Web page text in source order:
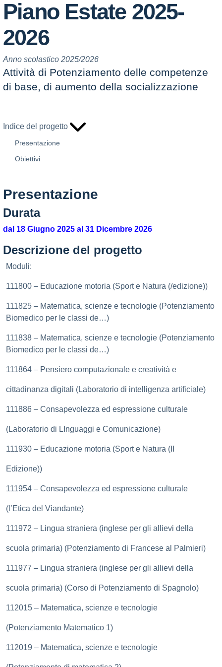
Piano Estate 2025-
2026
Anno scolastico 2025/2026
Attività di Potenziamento delle competenze
di base, di aumento della socializzazione
Indice del progetto
Presentazione
Obiettivi
Presentazione
Durata
dal 18 Giugno 2025 al 31 Dicembre 2026
Descrizione del progetto
Moduli:
111800 – Educazione motoria (Sport e Natura (/edizione))
111825 – Matematica, scienze e tecnologie (Potenziamento
Biomedico per le classi de…)
111838 – Matematica, scienze e tecnologie (Potenziamento
Biomedico per le classi de…)
111864 – Pensiero computazionale e creatività e
cittadinanza digitali (Laboratorio di intelligenza artificiale)
111886 – Consapevolezza ed espressione culturale
(Laboratorio di LInguaggi e Comunicazione)
111930 – Educazione motoria (Sport e Natura (II
Edizione))
111954 – Consapevolezza ed espressione culturale
(l’Etica del Viandante)
111972 – Lingua straniera (inglese per gli allievi della
scuola primaria) (Potenziamento di Francese al Palmieri)
111977 – Lingua straniera (inglese per gli allievi della
scuola primaria) (Corso di Potenziamento di Spagnolo)
112015 – Matematica, scienze e tecnologie
(Potenziamento Matematico 1)
112019 – Matematica, scienze e tecnologie